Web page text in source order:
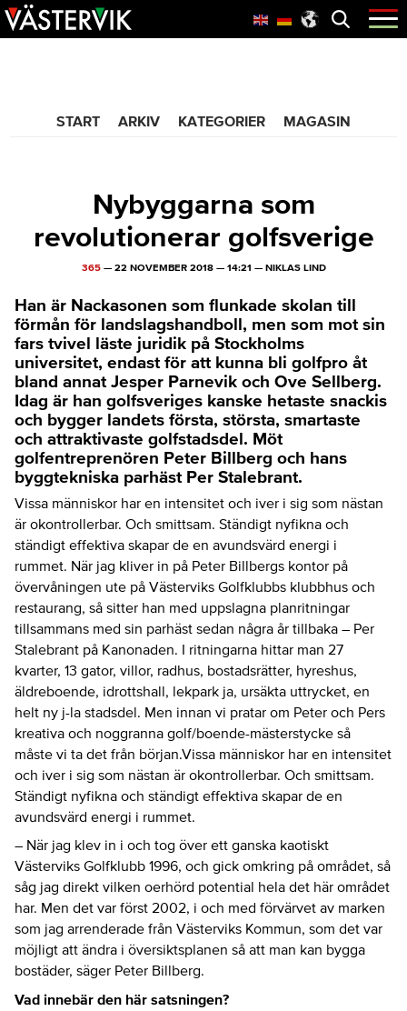
Hoppa
till
Skip
to
Hoppa
till
Öppna
menyn
START ARKIV KATEGORIER MAGASIN
Nybyggarna som
revolutionerar golfsverige
365— 22 NOVEMBER 2018— 14:21 — NIKLAS LIND
Han är Nackasonen som flunkade skolan till
förmån för landslagshandboll, men som mot sin
fars tvivel läste juridik på Stockholms
universitet, endast för att kunna bli golfpro åt
bland annat Jesper Parnevik och Ove Sellberg.
Idag är han golfsveriges kanske hetaste snackis
och bygger landets första, största, smartaste
och attraktivaste golfstadsdel. Möt
golfentreprenören Peter Billberg och hans
byggtekniska parhäst Per Stalebrant.
Vissa människor har en intensitet och iver i sig som nästan
är okontrollerbar. Och smittsam. Ständigt nyfikna och
ständigt effektiva skapar de en avundsvärd energi i
rummet. När jag kliver in på Peter Billbergs kontor på
övervåningen ute på Västerviks Golfklubbs klubbhus och
restaurang, så sitter han med uppslagna planritningar
tillsammans med sin parhäst sedan några år tillbaka – Per
Stalebrant på Kanonaden. I ritningarna hittar man 27
kvarter, 13 gator, villor, radhus, bostadsrätter, hyreshus,
äldreboende, idrottshall, lekpark ja, ursäkta uttrycket, en
helt ny j-la stadsdel. Men innan vi pratar om Peter och Pers
kreativa och noggranna golf/boende-mästerstycke så
måste vi ta det från början.Vissa människor har en intensitet
och iver i sig som nästan är okontrollerbar. Och smittsam.
Ständigt nyfikna och ständigt effektiva skapar de en
avundsvärd energi i rummet.
– När jag klev in i och tog över ett ganska kaotiskt
Västerviks Golfklubb 1996, och gick omkring på området, så
såg jag direkt vilken oerhörd potential hela det här området
har. Men det var först 2002, i och med förvärvet av marken
som jag arrenderade från Västerviks Kommun, som det var
möjligt att ändra i översiktsplanen så att man kan bygga
bostäder, säger Peter Billberg.
Vad innebär den här satsningen?